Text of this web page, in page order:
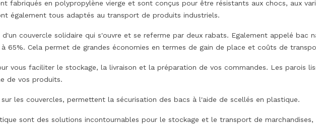
fabriqués en polypropylène vierge et sont conçus pour être résistants aux chocs, aux
également tous adaptés au transport de produits industriels.
d'un couvercle solidaire qui s'ouvre et se referme par deux rabats. Egalement appelé bac
65%. Cela permet de grandes économies en termes de gain de place et coûts de
vous faciliter le stockage, la livraison et la préparation de vos commandes. Les parois
de vos produits.
sur les couvercles, permettent la sécurisation des bacs à l'aide de scellés en plastique.
sont des solutions incontournables pour le stockage et le transport de